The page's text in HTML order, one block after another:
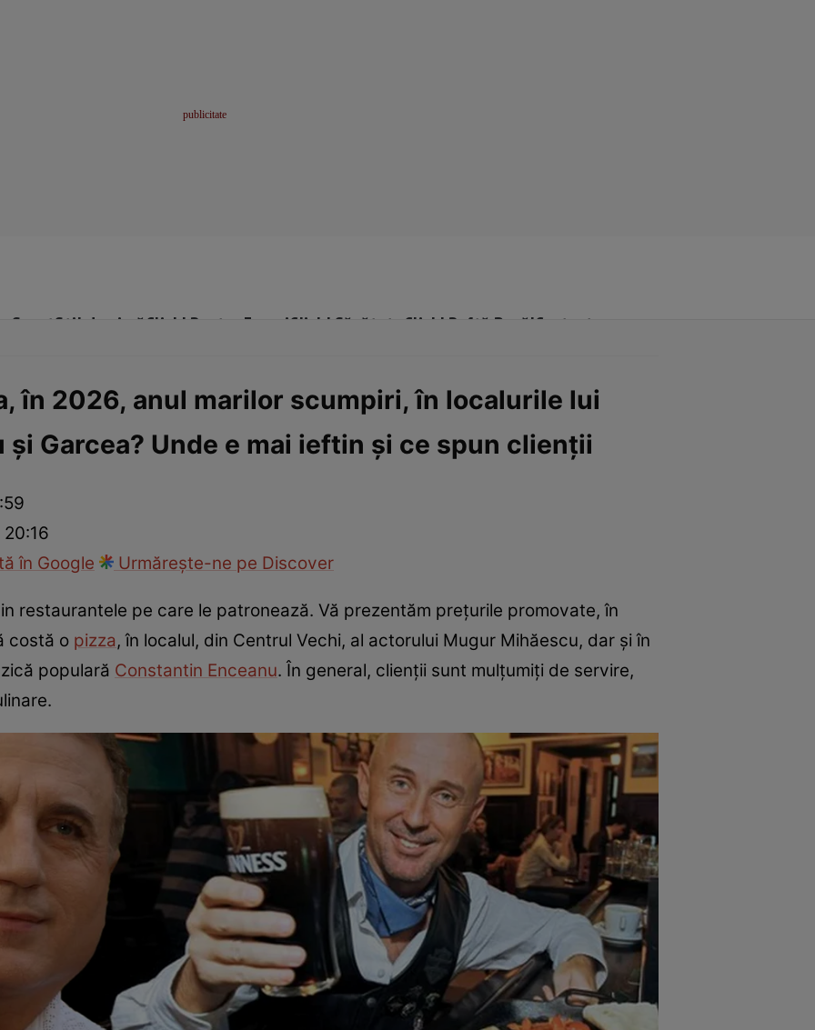
SportStil de viațăClick! Pentru FemeiClick! Sănătate Click! Poftă Bună!Contact
Paparazzii Click!
în 2026, anul marilor scumpiri, în localurile lui
și Garcea? Unde e mai ieftin și ce spun clienții
în Google
Urmărește-ne pe Discover
restaurantele pe care le patronează. Vă prezentăm prețurile promovate, în
costă o pizza, în localul, din Centrul Vechi, al actorului Mugur Mihăescu, dar și în
populară Constantin Enceanu. În general, clienții sunt mulțumiți de servire,